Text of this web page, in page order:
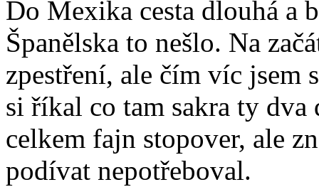
Do Mexika cesta dlouhá a
Španělska to nešlo. Na
zpestření, ale čím víc jsem
si říkal co tam sakra ty
celkem fajn stopover, ale
podívat nepotřeboval.